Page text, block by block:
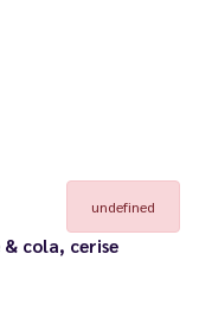
undefined
cola, cerise